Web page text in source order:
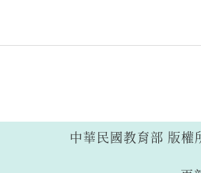
中華民國教育部 版